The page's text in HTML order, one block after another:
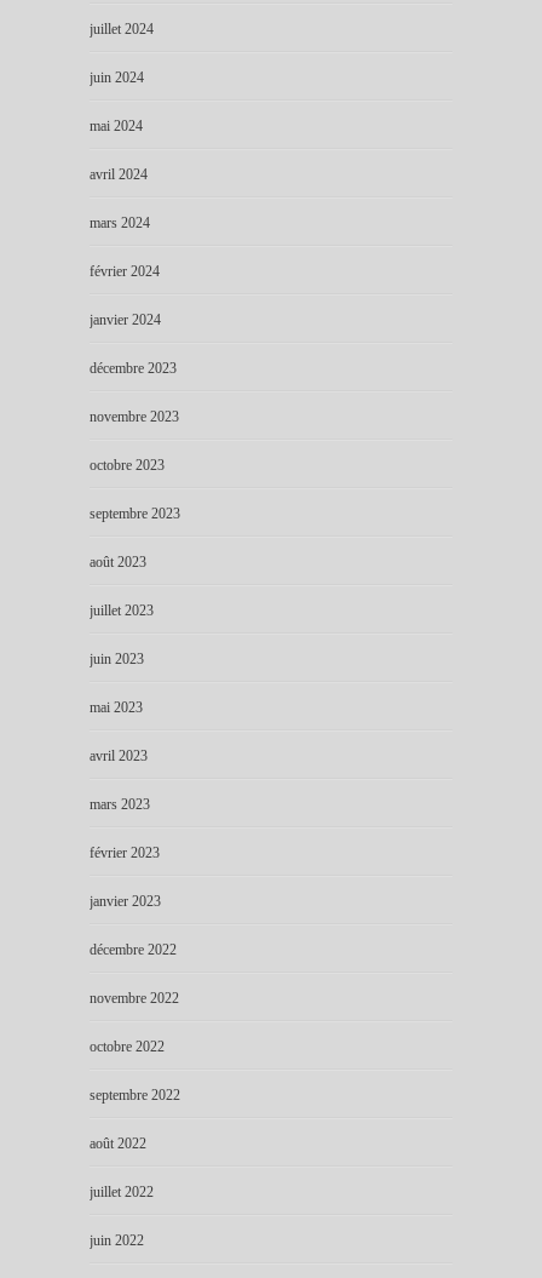
juillet 2024
juin 2024
mai 2024
avril 2024
mars 2024
février 2024
janvier 2024
décembre 2023
novembre 2023
octobre 2023
septembre 2023
août 2023
juillet 2023
juin 2023
mai 2023
avril 2023
mars 2023
février 2023
janvier 2023
décembre 2022
novembre 2022
octobre 2022
septembre 2022
août 2022
juillet 2022
juin 2022